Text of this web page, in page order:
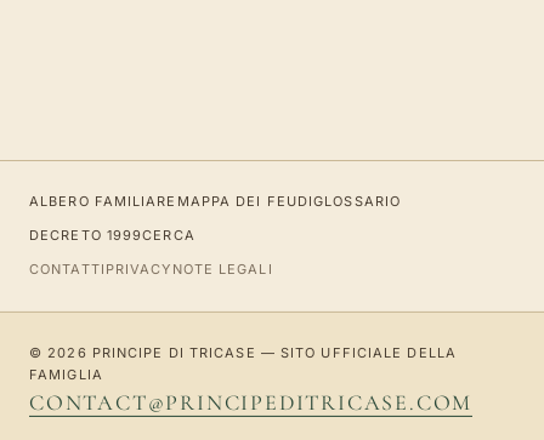
ALBERO FAMILIARE MAPPA DEI FEUDIGLOSSARIO
DECRETO 1999CERCA
CONTATTI PRIVACY NOTE LEGALI
© 2026 PRINCIPE DI TRICASE — SITO UFFICIALE DELLA
FAMIGLIA
CONTACT@PRINCIPEDITRICASE.COM